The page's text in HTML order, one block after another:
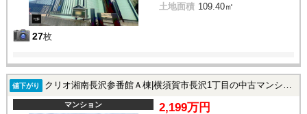
27枚
土地面積 109.40㎡
値下がり クリオ湘南長沢参番館Ａ棟|横須賀市長沢1丁目の中古マンション
マンション 2,199万円